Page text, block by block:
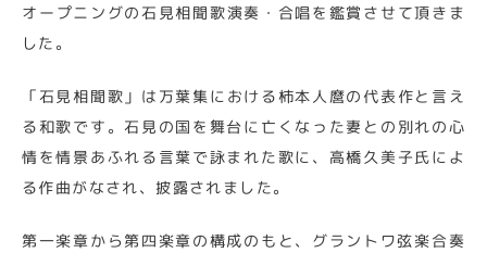
オープニングの石見相聞歌演奏・合唱を鑑賞させて頂きま
した。
「石見相聞歌」は万葉集における柿本人麿の代表作と言え
る和歌です。石見の国を舞台に亡くなった妻との別れの心
情を情景あふれる言葉で詠まれた歌に、高橋久美子氏によ
る作曲がなされ、披露されました。
第一楽章から第四楽章の構成のもと、グラントワ弦楽合奏